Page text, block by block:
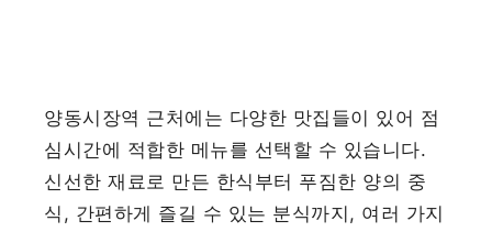
양동시장역 근처에는 다양한 맛집들이 있어 점
심시간에 적합한 메뉴를 선택할 수 있습니다.
신선한 재료로 만든 한식부터 푸짐한 양의 중
식, 간편하게 즐길 수 있는 분식까지, 여러 가지